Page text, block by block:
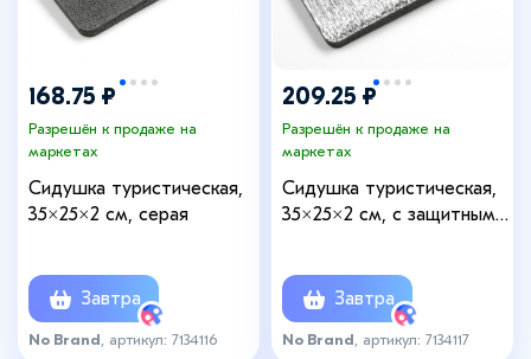
168.75 ₽
Разрешён к продаже на
маркетах
Сидушка туристическая,
35×25×2 см, серая
Завтра
No Brand , артикул: 7134116
209.25 ₽
Разрешён к продаже на
маркетах
Сидушка туристическая,
35×25×2 см, с защитным
Завтра
No Brand , артикул: 7134117